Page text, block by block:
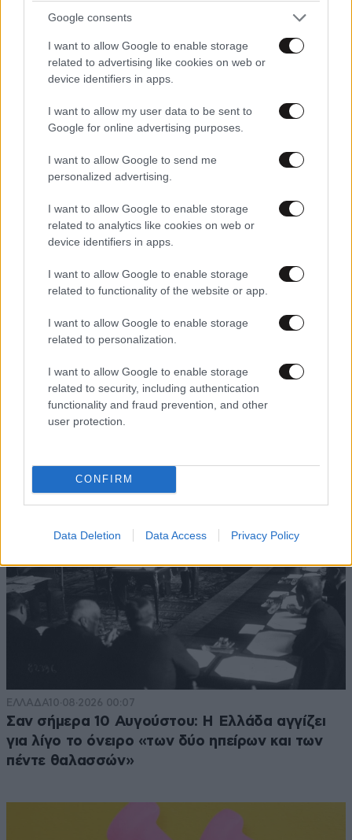
Google consents
I want to allow Google to enable storage
related to advertising like cookies on web or
device identifiers in apps.
I want to allow my user data to be sent to
Google for online advertising purposes.
I want to allow Google to send me
personalized advertising.
I want to allow Google to enable storage
related to analytics like cookies on web or
device identifiers in apps.
I want to allow Google to enable storage
related to functionality of the website or app.
I want to allow Google to enable storage
related to personalization.
I want to allow Google to enable storage
related to security, including authentication
functionality and fraud prevention, and other
user protection.
CONFIRM
Data Deletion Data Access Privacy Policy
ΕΛΛΑΔΑ10·08·2026 00:07
Σαν σήμερα 10 Αυγούστου: Η Ελλάδα αγγίζει
για λίγο το όνειρο «των δύο ηπείρων και των
πέντε θαλασσών»